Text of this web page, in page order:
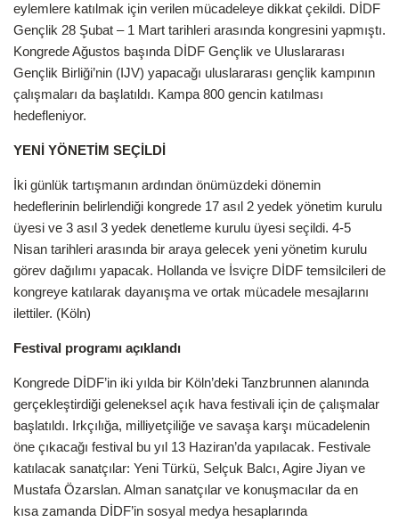
eylemlere katılmak için verilen mücadeleye dikkat çekildi. DİDF
Gençlik 28 Şubat – 1 Mart tarihleri arasında kongresini yapmıştı.
Kongrede Ağustos başında DİDF Gençlik ve Uluslararası
Gençlik Birliği’nin (IJV) yapacağı uluslararası gençlik kampının
çalışmaları da başlatıldı. Kampa 800 gencin katılması
hedefleniyor.
YENİ YÖNETİM SEÇİLDİ
İki günlük tartışmanın ardından önümüzdeki dönemin
hedeflerinin belirlendiği kongrede 17 asıl 2 yedek yönetim kurulu
üyesi ve 3 asıl 3 yedek denetleme kurulu üyesi seçildi. 4-5
Nisan tarihleri arasında bir araya gelecek yeni yönetim kurulu
görev dağılımı yapacak. Hollanda ve İsviçre DİDF temsilcileri de
kongreye katılarak dayanışma ve ortak mücadele mesajlarını
ilettiler. (Köln)
Festival programı açıklandı
Kongrede DİDF’in iki yılda bir Köln’deki Tanzbrunnen alanında
gerçekleştirdiği geleneksel açık hava festivali için de çalışmalar
başlatıldı. Irkçılığa, milliyetçiliğe ve savaşa karşı mücadelenin
öne çıkacağı festival bu yıl 13 Haziran’da yapılacak. Festivale
katılacak sanatçılar: Yeni Türkü, Selçuk Balcı, Agire Jiyan ve
Mustafa Özarslan. Alman sanatçılar ve konuşmacılar da en
kısa zamanda DİDF’in sosyal medya hesaplarında